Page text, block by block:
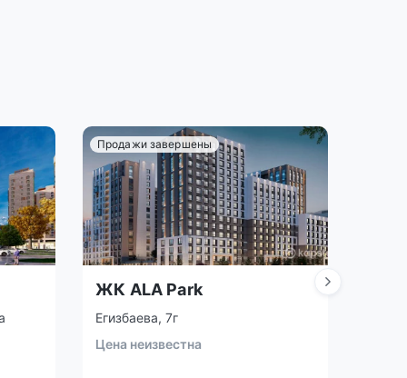
Продажи завершены
ЖК ALA Park
Егизбаева, 7г
Цена неизвестна